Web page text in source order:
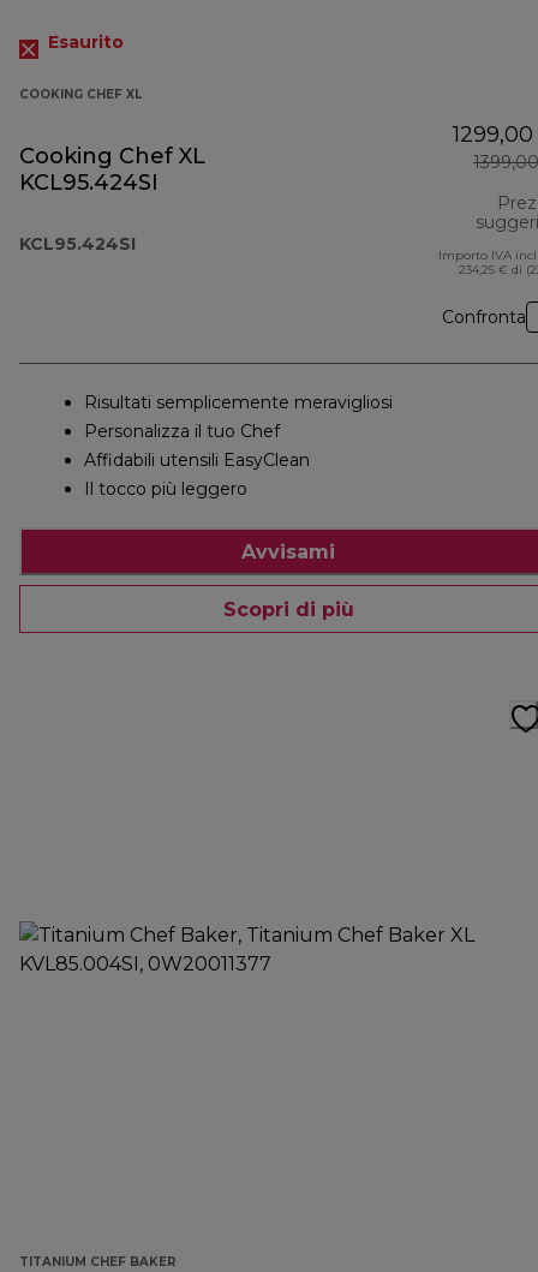
Esaurito
COOKING CHEF XL
Cooking Chef XL
KCL95.424SI
KCL95.424SI
Importo IVA
234,25 € di
Confronta
Risultati semplicemente meravigliosi
Personalizza il tuo Chef
Affidabili utensili EasyClean
Il tocco più leggero
Avvisami
Scopri di più
TITANIUM CHEF BAKER